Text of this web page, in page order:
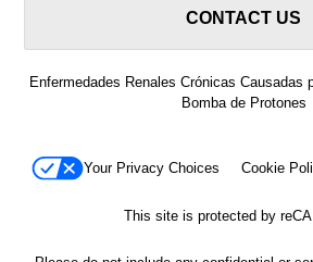
CONTACT US
Enfermedades Renales Crónicas Causadas
Bomba de Protones
Your Privacy Choices Cookie
This site is protected by